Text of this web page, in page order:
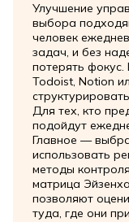
Улучшение
выбора
человек
задач, и без
потерять
Todoist, Notion
Для тех, кто
подойдут
Главное —
использовать
методы
матрица
позволяют
туда, где они